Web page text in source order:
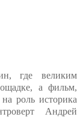
где великим
а фильм,
роль историка
Андрей